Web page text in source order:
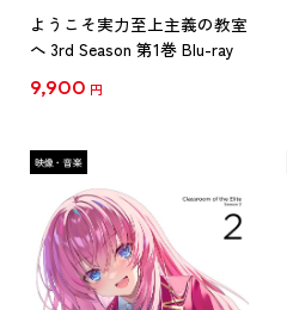
ようこそ実力至上主義の教室
へ 3rd Season 第1巻 Blu-ray
9,900 円